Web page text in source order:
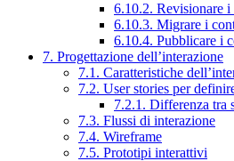
6.10.2. Revisionare i
6.10.3. Migrare i
6.10.4. Pubblicare i
7. Progettazione dell’interazione
7.1. Caratteristiche
7.2. User stories per
7.2.1. Differenza tra
7.3. Flussi di interazione
7.4. Wireframe
7.5. Prototipi interattivi